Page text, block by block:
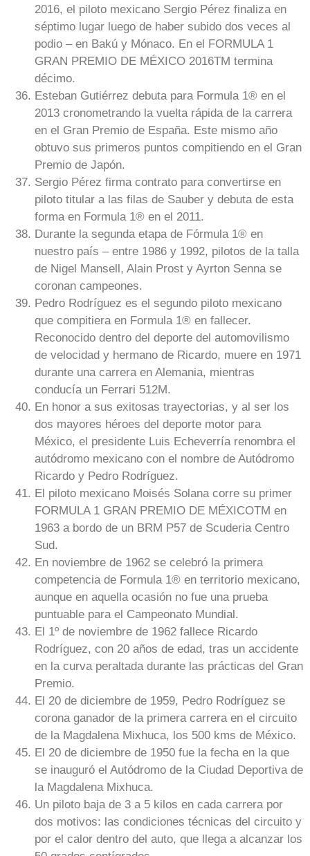
2016, el piloto mexicano Sergio Pérez finaliza en
séptimo lugar luego de haber subido dos veces al
podio – en Bakú y Mónaco. En el FORMULA 1
GRAN PREMIO DE MÉXICO 2016TM termina
décimo.
Esteban Gutiérrez debuta para Formula 1® en el
2013 cronometrando la vuelta rápida de la carrera
en el Gran Premio de España. Este mismo año
obtuvo sus primeros puntos compitiendo en el Gran
Premio de Japón.
Sergio Pérez firma contrato para convertirse en
piloto titular a las filas de Sauber y debuta de esta
forma en Formula 1® en el 2011.
Durante la segunda etapa de Fórmula 1® en
nuestro país – entre 1986 y 1992, pilotos de la talla
de Nigel Mansell, Alain Prost y Ayrton Senna se
coronan campeones.
Pedro Rodríguez es el segundo piloto mexicano
que compitiera en Formula 1® en fallecer.
Reconocido dentro del deporte del automovilismo
de velocidad y hermano de Ricardo, muere en 1971
durante una carrera en Alemania, mientras
conducía un Ferrari 512M.
En honor a sus exitosas trayectorias, y al ser los
dos mayores héroes del deporte motor para
México, el presidente Luis Echeverría renombra el
autódromo mexicano con el nombre de Autódromo
Ricardo y Pedro Rodríguez.
El piloto mexicano Moisés Solana corre su primer
FORMULA 1 GRAN PREMIO DE MÉXICOTM en
1963 a bordo de un BRM P57 de Scuderia Centro
Sud.
En noviembre de 1962 se celebró la primera
competencia de Formula 1® en territorio mexicano,
aunque en aquella ocasión no fue una prueba
puntuable para el Campeonato Mundial.
El 1º de noviembre de 1962 fallece Ricardo
Rodríguez, con 20 años de edad, tras un accidente
en la curva peraltada durante las prácticas del Gran
Premio.
El 20 de diciembre de 1959, Pedro Rodríguez se
corona ganador de la primera carrera en el circuito
de la Magdalena Mixhuca, los 500 kms de México.
El 20 de diciembre de 1950 fue la fecha en la que
se inauguró el Autódromo de la Ciudad Deportiva de
la Magdalena Mixhuca.
Un piloto baja de 3 a 5 kilos en cada carrera por
dos motivos: las condiciones técnicas del circuito y
por el calor dentro del auto, que llega a alcanzar los